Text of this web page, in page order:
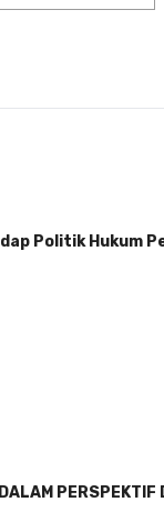
Politik Hukum
PERSPEKTIF